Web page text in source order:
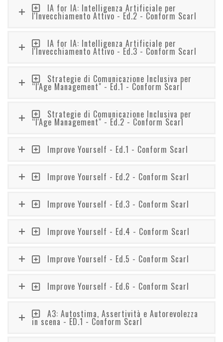
IA for IA: Intelligenza Artificiale per
l'Invecchiamento Attivo - Ed.2 - Conform Scarl
IA for IA: Intelligenza Artificiale per
l'Invecchiamento Attivo - Ed.3 - Conform Scarl
Strategie di Comunicazione Inclusiva per
“l'Age Management" - Ed.1 - Conform Scarl
Strategie di Comunicazione Inclusiva per
“l'Age Management" - Ed.2 - Conform Scarl
Improve Yourself - Ed.1 - Conform Scarl
Improve Yourself - Ed.2 - Conform Scarl
Improve Yourself - Ed.3 - Conform Scarl
Improve Yourself - Ed.4 - Conform Scarl
Improve Yourself - Ed.5 - Conform Scarl
Improve Yourself - Ed.6 - Conform Scarl
A3: Autostima, Assertività e Autorevolezza
in scena - ED.1 - Conform Scarl